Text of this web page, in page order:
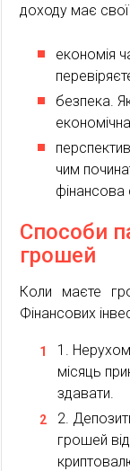
доходу має
економія
безпека.
чим
фінансова
Способи
грошей
Коли маєте
Фінансових
місяць
здавати.
грошей